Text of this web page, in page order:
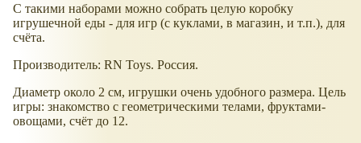
С такими наборами можно собрать целую коробку
игрушечной еды - для игр (с куклами, в магазин, и т.п.), для
счёта.
Производитель: RN Toys. Россия.
Диаметр около 2 см, игрушки очень удобного размера. Цель
игры: знакомство с геометрическими телами, фруктами-
овощами, счёт до 12.